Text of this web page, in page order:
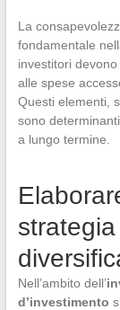
La
fondamentale
investitori
alle spese
Questi elementi,
sono
a lungo termine.
strategia
Nell’ambito dell’
d’investimento